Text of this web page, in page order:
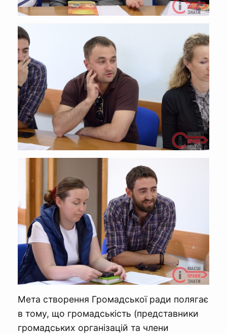
Мета створення Громадської ради полягає
в тому, що громадськість (представники
громадських організацій та члени